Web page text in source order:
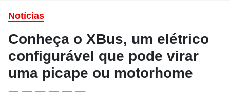
Notícias
Conheça o XBus, um elétrico
configurável que pode virar
uma picape ou motorhome